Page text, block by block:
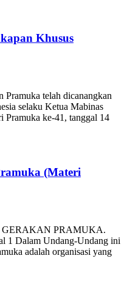
Khusus
Pramuka telah dicanangkan
selaku Ketua Mabinas
Pramuka ke-41, tanggal 14
(Materi
PRAMUKA.
Dalam Undang-Undang ini
adalah organisasi yang